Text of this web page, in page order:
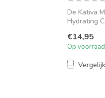
De Kativa
Hydrating
droog en
€14,95
Op voorraad
Vergelijk